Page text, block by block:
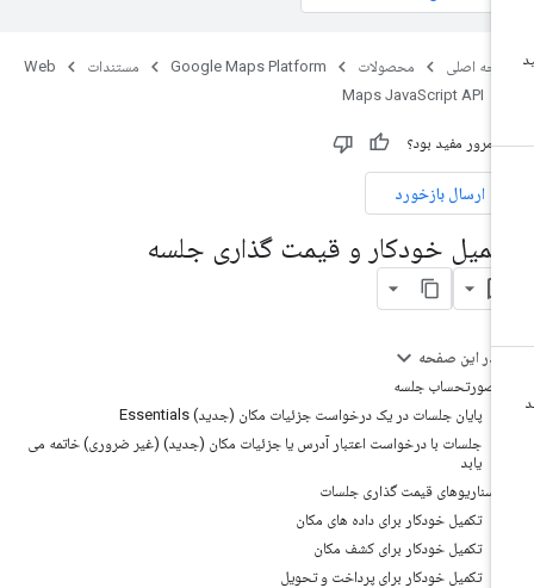
اصلی محصولات Google Maps Platform مستندات
Web
Maps JavaScript API
مرور مفید بود؟
ارسال بازخورد
خودکار و قیمت گذاری جلسه
در این صفحه
صورتحساب جلسه
پایان جلسات در یک درخواست جزئیات مکان (جدید) Essentials
جلسات با درخواست اعتبار آدرس یا جزئیات مکان (جدید) (غیر ضروری) خاتمه می
سناریوهای قیمت گذاری جلسات
تکمیل خودکار برای داده های مکان
تکمیل خودکار برای کشف مکان
تکمیل خودکار برای پرداخت و تحویل